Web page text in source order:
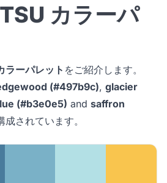
カラーパ
ーパレット をご紹介します。
(#497b9c), glacier
(#b3e0e5) and saffron
成されています。